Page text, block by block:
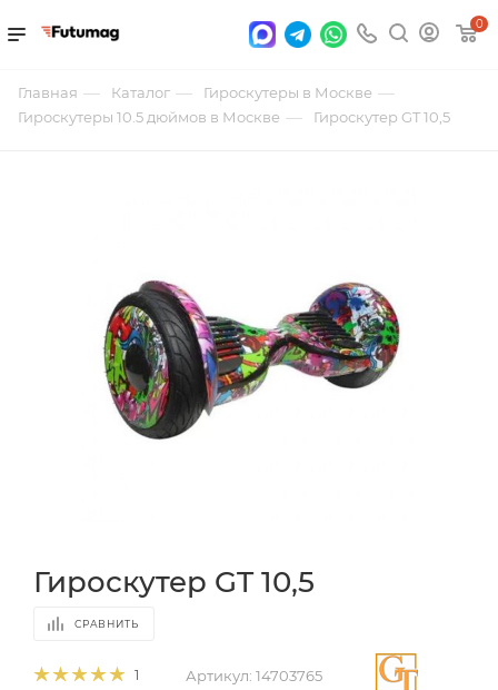
0
Главная — Каталог — Гироскутеры в Москве —
Гироскутеры 10.5 дюймов в Москве — Гироскутер GT 10,5
Гироскутер GT 10,5
СРАВНИТЬ
1 Артикул: 14703765